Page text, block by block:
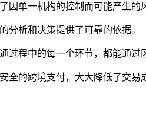
因单一机构的控制而可能产生的
分析和决策提供了可靠的依据。
程中的每一个环节，都能通过
全的跨境支付，大大降低了交易